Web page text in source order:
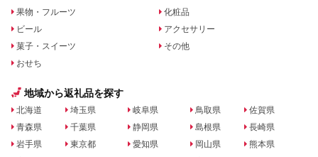
果物・フルーツ
ビール
菓子・スイーツ
おせち
化粧品
アクセサリー
その他
地域から返礼品を探す
北海道
青森県
岩手県
埼玉県
千葉県
東京都
岐阜県
静岡県
愛知県
鳥取県
島根県
岡山県
佐賀県
長崎県
熊本県